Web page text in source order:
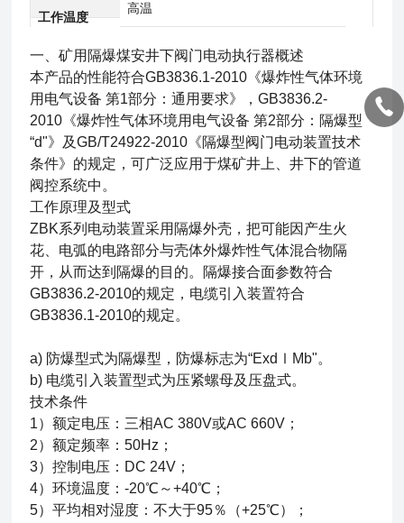
工作温度
高温
一、矿用隔爆煤安井下阀门电动执行器概述
本产品的性能符合GB3836.1-2010《爆炸性气体环境
用电气设备 第1部分：通用要求》，GB3836.2-
2010《爆炸性气体环境用电气设备 第2部分：隔爆型
“d"》及GB/T24922-2010《隔爆型阀门电动装置技术
条件》的规定，可广泛应用于煤矿井上、井下的管道
阀控系统中。
工作原理及型式
ZBK系列电动装置采用隔爆外壳，把可能因产生火
花、电弧的电路部分与壳体外爆炸性气体混合物隔
开，从而达到隔爆的目的。隔爆接合面参数符合
GB3836.2-2010的规定，电缆引入装置符合
GB3836.1-2010的规定。
a) 防爆型式为隔爆型，防爆标志为“ExdⅠMb"。
b) 电缆引入装置型式为压紧螺母及压盘式。
技术条件
1）额定电压：三相AC 380V或AC 660V；
2）额定频率：50Hz；
3）控制电压：DC 24V；
4）环境温度：-20℃～+40℃；
5）平均相对湿度：不大于95％（+25℃）；